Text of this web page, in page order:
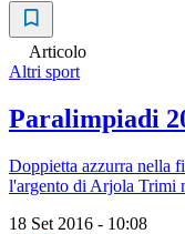
Articolo
Altri sport
Paralimpiadi
Doppietta azzurra nella
l'argento di Arjola Trimi
18 Set 2016 - 10:08